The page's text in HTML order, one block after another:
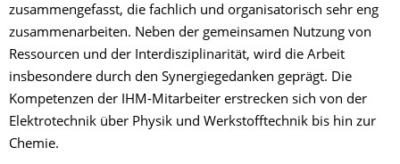
zusammengefasst, die fachlich und organisatorisch sehr eng
zusammenarbeiten. Neben der gemeinsamen Nutzung von
Ressourcen und der Interdisziplinarität, wird die Arbeit
insbesondere durch den Synergiegedanken geprägt. Die
Kompetenzen der IHM-Mitarbeiter erstrecken sich von der
Elektrotechnik über Physik und Werkstofftechnik bis hin zur
Chemie.